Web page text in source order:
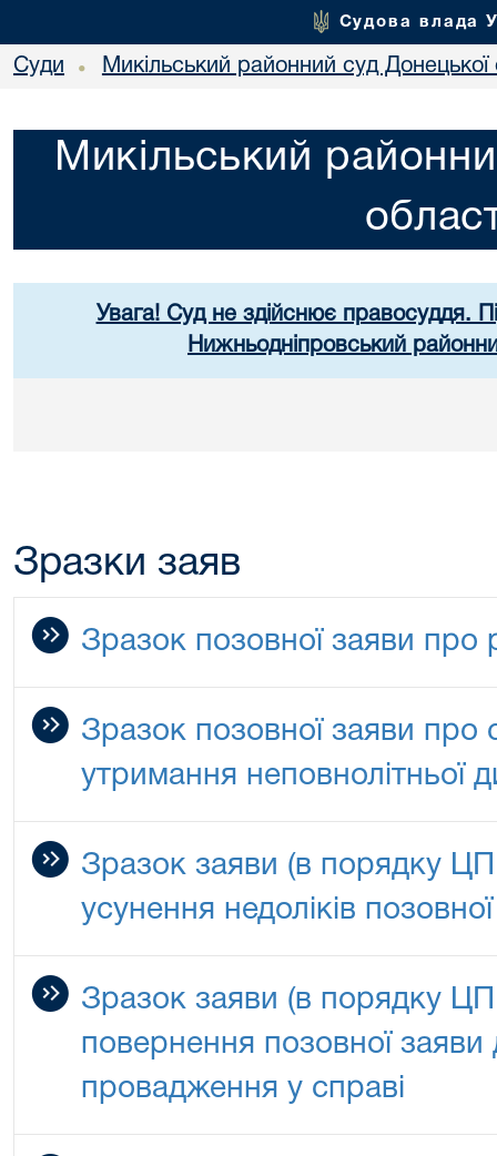
Судова влада
Суди • Микільський районний суд Донецької
Микільський
Увага! Суд не здійснює правосуддя.
Нижньодніпровський
Зразки заяв
Зразок позовної заяви про
Зразок позовної заяви про
утримання неповнолітньої
Зразок заяви (в порядку
усунення недоліків
Зразок заяви (в порядку
повернення позовної заяви
провадження у справі